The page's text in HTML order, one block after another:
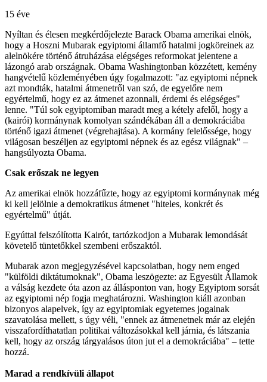
15 éve
Nyíltan és élesen megkérdőjelezte Barack Obama amerikai elnök,
hogy a Hoszni Mubarak egyiptomi államfő hatalmi jogköreinek az
alelnökére történő átruházása elégséges reformokat jelentene a
lázongó arab országnak. Obama Washingtonban közzétett, kemény
hangvételű közleményében úgy fogalmazott: "az egyiptomi népnek
azt mondták, hatalmi átmenetről van szó, de egyelőre nem
egyértelmű, hogy ez az átmenet azonnali, érdemi és elégséges"
lenne. "Túl sok egyiptomiban maradt meg a kétely afelől, hogy a
(kairói) kormánynak komolyan szándékában áll a demokráciába
történő igazi átmenet (végrehajtása). A kormány felelőssége, hogy
világosan beszéljen az egyiptomi népnek és az egész világnak" –
hangsúlyozta Obama.
Csak erőszak ne legyen
Az amerikai elnök hozzáfűzte, hogy az egyiptomi kormánynak még
ki kell jelölnie a demokratikus átmenet "hiteles, konkrét és
egyértelmű" útját.
Egyúttal felszólította Kairót, tartózkodjon a Mubarak lemondását
követelő tüntetőkkel szembeni erőszaktól.
Mubarak azon megjegyzésével kapcsolatban, hogy nem enged
"külföldi diktátumoknak", Obama leszögezte: az Egyesült Államok
a válság kezdete óta azon az állásponton van, hogy Egyiptom sorsát
az egyiptomi nép fogja meghatározni. Washington kiáll azonban
bizonyos alapelvek, így az egyiptomiak egyetemes jogainak
szavatolása mellett, s úgy véli, "ennek az átmenetnek már az elején
visszafordíthatatlan politikai változásokkal kell járnia, és látszania
kell, hogy az ország tárgyalásos úton jut el a demokráciába" – tette
hozzá.
Marad a rendkívüli állapot